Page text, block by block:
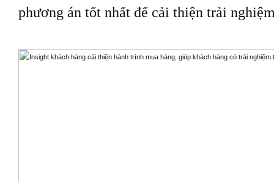
phương án tốt nhất để cải thiện trải